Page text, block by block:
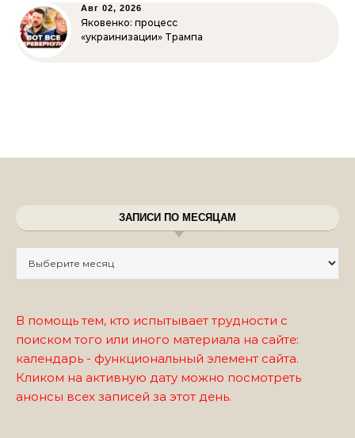
Авг 02, 2026
Яковенко: процесс
«украинизации» Трампа
ЗАПИСИ ПО МЕСЯЦАМ
В помощь тем, кто испытывает трудности с
поиском того или иного материала на сайте:
календарь - функциональный элемент сайта.
Кликом на активную дату можно посмотреть
анонсы всех записей за этот день.